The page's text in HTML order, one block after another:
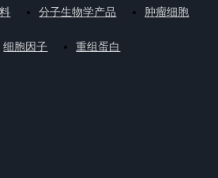
分子生物学产品 肿瘤细胞
细胞因子 重组蛋白